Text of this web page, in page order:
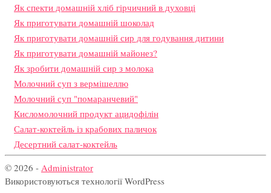
Як спекти домашній хліб гірчичний в духовці
Як приготувати домашній шоколад
Як приготувати домашній сир для годування дитини
Як приготувати домашній майонез?
Як зробити домашній сир з молока
Молочний суп з вермішеллю
Молочний суп "помаранчевий"
Кисломолочний продукт ацидофілін
Салат-коктейль із крабових паличок
Десертний салат-коктейль
© 2026 - Administrator
Використовуються технології WordPress